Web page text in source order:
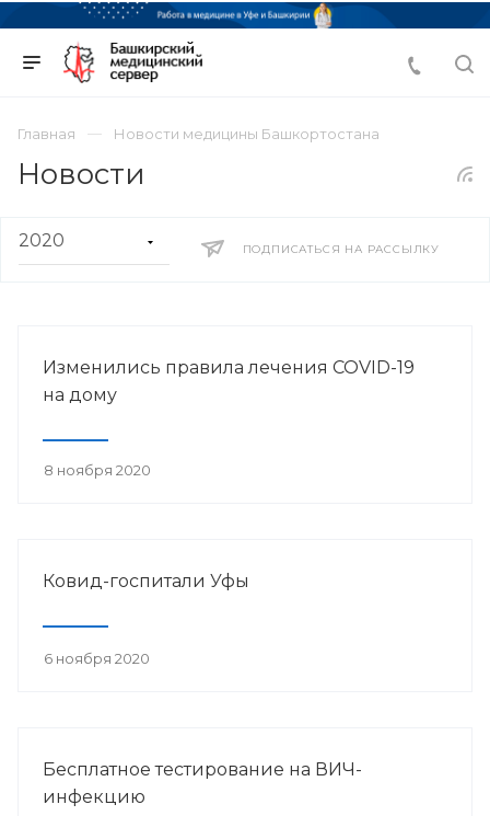
Главная Новости медицины Башкортостана
Новости
ПОДПИСАТЬСЯ НА РАССЫЛКУ
Изменились правила лечения COVID-19
на дому
8 ноября 2020
Ковид-госпитали Уфы
6 ноября 2020
Бесплатное тестирование на ВИЧ-
инфекцию